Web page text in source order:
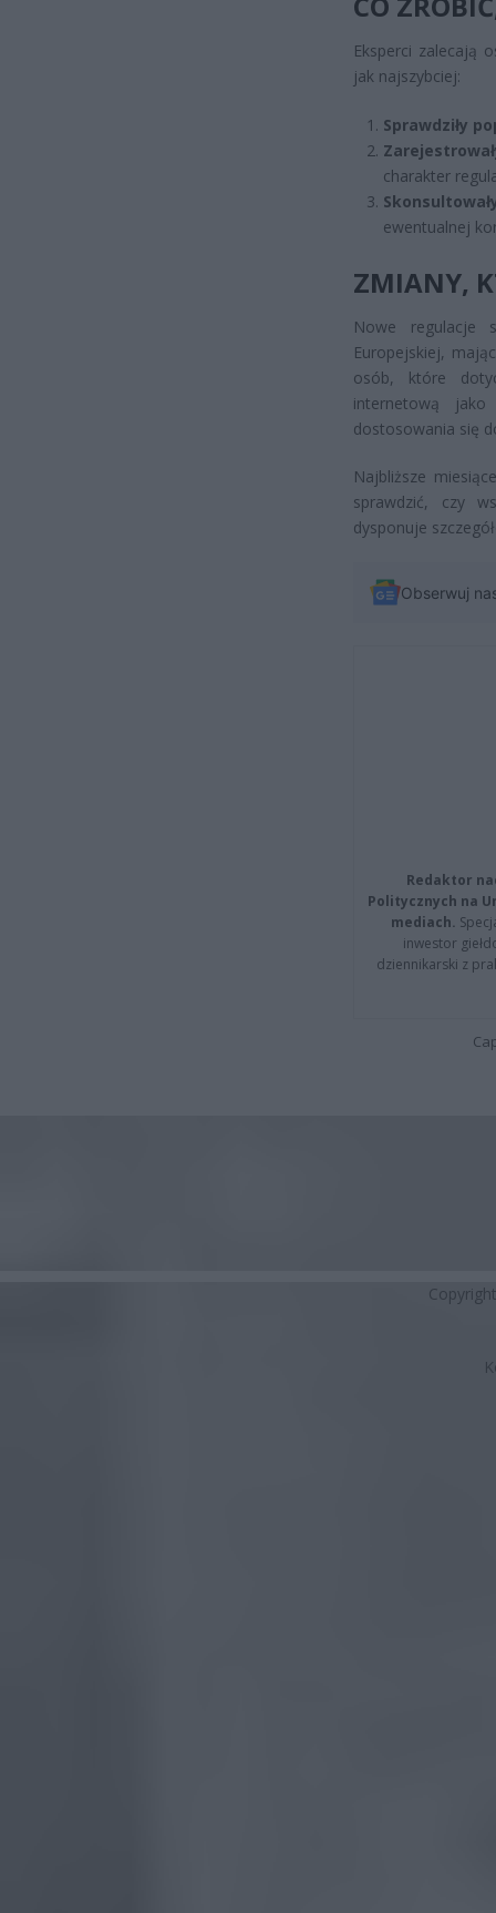
Eksperci zalecają
jak najszybciej:
Sprawdziły
charakter
ewentualnej
ZMIANY,
Nowe regulacje
Europejskiej,
osób, które
internetową
dostosowania się
Najbliższe
sprawdzić, czy
dysponuje
Obserwuj
Redaktor
Politycznych na
mediach.
inwestor
dziennikarski z